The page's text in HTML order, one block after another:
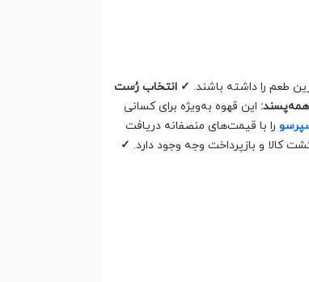
طعم را داشته باشند. ✓ انتخاب رُست
این قهوه به‌ویژه برای کسانی
را با قیمت‌های منصفانه دریافت
کالا و بازپرداخت وجه وجود دارد. ✓